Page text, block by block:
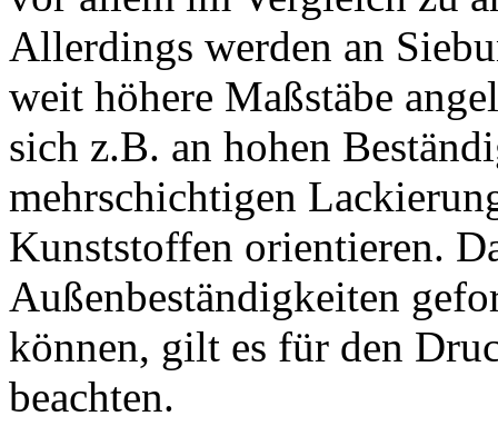
Allerdings werden an
weit höhere Maßstäbe
sich z.B. an hohen
mehrschichtigen
Kunststoffen orientieren.
Außenbeständigkeiten
können, gilt es für den
beachten.